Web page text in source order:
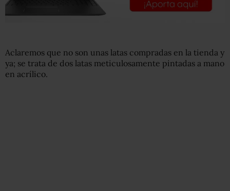
Aclaremos que no son unas latas compradas en la tienda y
ya; se trata de dos latas meticulosamente pintadas a mano
en acrílico.